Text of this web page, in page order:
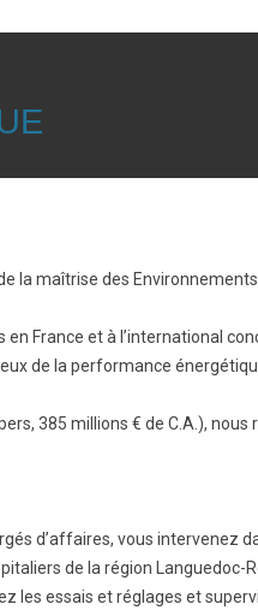
la maîtrise des
France et à l’international
de la performance
385 millions € de C.A.),
d’affaires, vous intervenez
de la région Languedoc-
les essais et réglages et